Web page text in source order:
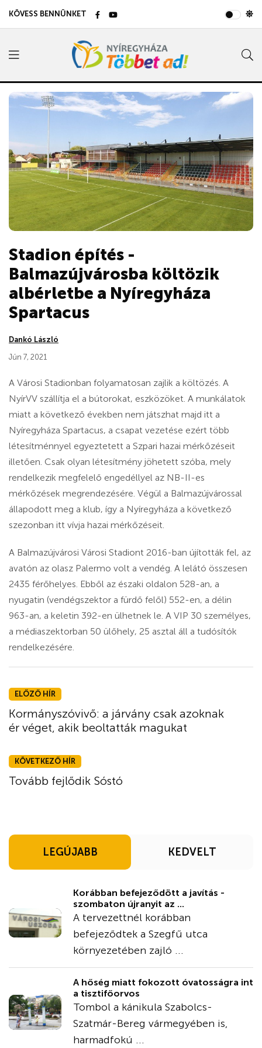
KÖVESS BENNÜNKET
Stadion építés -
Balmazújvárosba költözik
albérletbe a Nyíregyháza
Spartacus
Dankó László
Jún 7, 2021
A Városi Stadionban folyamatosan zajlik a költözés. A
NyírVV szállítja el a bútorokat, eszközöket. A munkálatok
miatt a következő években nem játszhat majd itt a
Nyíregyháza Spartacus, a csapat vezetése ezért több
létesítménnyel egyeztetett a Szpari hazai mérkőzéseit
illetően. Csak olyan létesítmény jöhetett szóba, mely
rendelkezik megfelelő engedéllyel az NB-II-es
mérkőzések megrendezésére. Végül a Balmazújvárossal
állapodott meg a klub, így a Nyíregyháza a következő
szezonban itt vívja hazai mérkőzéseit.
A Balmazújvárosi Városi Stadiont 2016-ban újították fel, az
avatón az olasz Palermo volt a vendég. A lelátó összesen
2435 férőhelyes. Ebből az északi oldalon 528-an, a
nyugatin (vendégszektor a fürdő felől) 552-en, a délin
963-an, a keletin 392-en ülhetnek le. A VIP 30 személyes,
a médiaszektorban 50 ülőhely, 25 asztal áll a tudósítók
rendelkezésére.
ELŐZŐ HÍR
Kormányszóvivő: a járvány csak azoknak
ér véget, akik beoltatták magukat
KÖVETKEZŐ HÍR
Tovább fejlődik Sóstó
LEGÚJABB KEDVELT
Korábban befejeződött a javítás -
szombaton újranyit az ...
A tervezettnél korábban
befejeződtek a Szegfű utca
környezetében zajló ...
A hőség miatt fokozott óvatosságra int
a tisztifőorvos
Tombol a kánikula Szabolcs-
Szatmár-Bereg vármegyében is,
harmadfokú ...